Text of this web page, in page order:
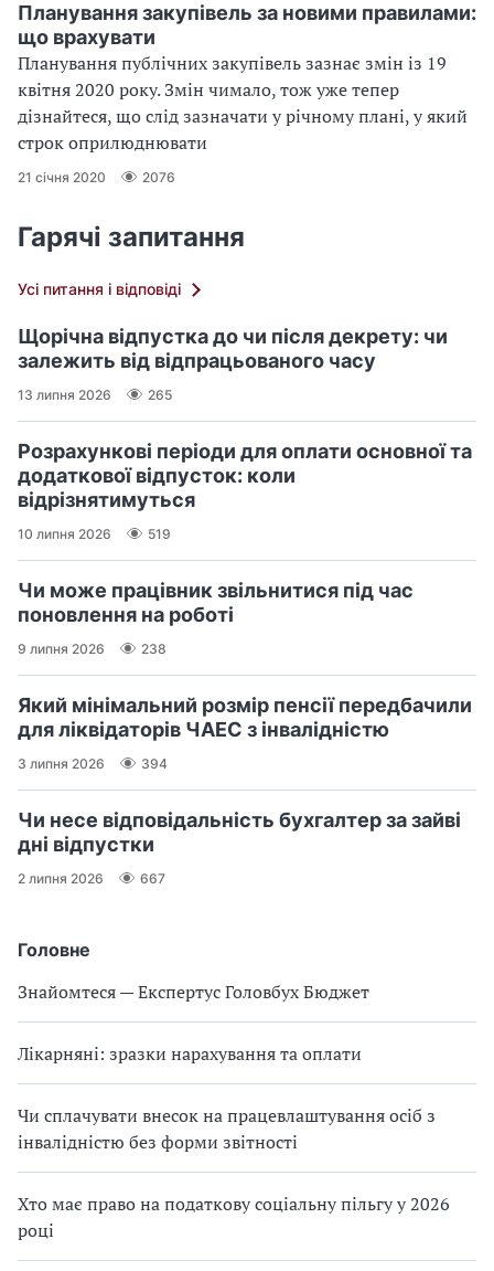
Головне
Знайомтеся — Експертус Головбух Бюджет
Лікарняні: зразки нарахування та оплати
Чи сплачувати внесок на працевлаштування осіб з
інвалідністю без форми звітності
Хто має право на податкову соціальну пільгу у 2026
році
Планування закупівель за новими правилами:
що врахувати
Планування публічних закупівель зазнає змін із 19
квітня 2020 року. Змін чимало, тож уже тепер
дізнайтеся, що слід зазначати у річному плані, у який
строк оприлюднювати
21 січня 2020 2076
Гарячі запитання
Усі питання і відповіді
Щорічна відпустка до чи після декрету: чи
залежить від відпрацьованого часу
13 липня 2026 265
Розрахункові періоди для оплати основної та
додаткової відпусток: коли
відрізнятимуться
10 липня 2026 519
Чи може працівник звільнитися під час
поновлення на роботі
9 липня 2026 238
Який мінімальний розмір пенсії передбачили
для ліквідаторів ЧАЕС з інвалідністю
3 липня 2026 394
Чи несе відповідальність бухгалтер за зайві
дні відпустки
2 липня 2026 667